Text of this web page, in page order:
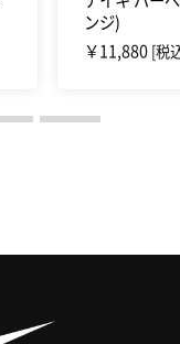
ンジ)
￥11,880 [税